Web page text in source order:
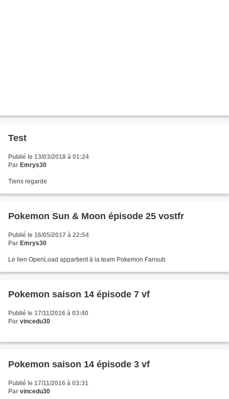
Test
Publié le 13/03/2018 à 01:24
Par Emrys30
Tiens regarde
Pokemon Sun & Moon épisode 25 vostfr
Publié le 16/05/2017 à 22:54
Par Emrys30
Le lien OpenLoad appartient à la team Pokemon Fansub
Pokemon saison 14 épisode 7 vf
Publié le 17/11/2016 à 03:40
Par vincedu30
Pokemon saison 14 épisode 3 vf
Publié le 17/11/2016 à 03:31
Par vincedu30